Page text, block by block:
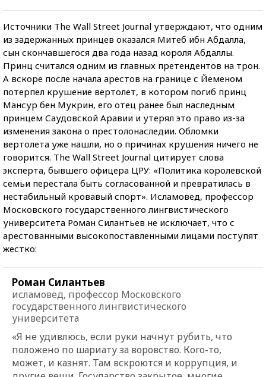
Источники The Wall Street Journal утверждают, что одним
из задержанных принцев оказался Митеб ибн Абдалла,
сын скончавшегося два года назад короля Абдаллы.
Принц считался одним из главных претендентов на трон.
А вскоре после начала арестов на границе с Йеменом
потерпел крушение вертолет, в котором погиб принц
Мансур бен Мукрин, его отец ранее был наследным
принцем Саудовской Аравии и утерял это право из-за
изменения закона о престолонаследии. Обломки
вертолета уже нашли, но о причинах крушения ничего не
говорится. The Wall Street Journal цитирует слова
эксперта, бывшего офицера ЦРУ: «Политика королевской
семьи перестала быть согласованной и превратилась в
нестабильный кровавый спорт». Исламовед, профессор
Московского государственного лингвистического
университета Роман Силантьев не исключает, что с
арестованными высокопоставленными лицами поступят
жестко:
Роман Силантьев
исламовед, профессор Московского
государственного лингвистического
университета
«Я не удивлюсь, если руки начнут рубить, что
положено по шариату за воровство. Кого-то,
может, и казнят. Там вскроются и коррупция, и